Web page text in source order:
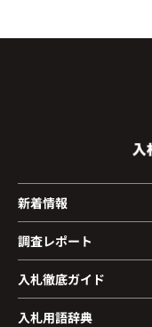
新着情報
調査レポート
入札徹底ガイド
入札用語辞典